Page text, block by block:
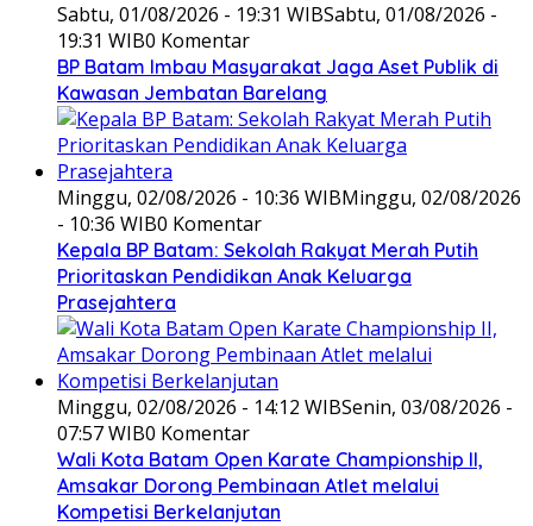
Sabtu, 01/08/2026 - 19:31 WIBSabtu, 01/08/2026 -
19:31 WIB0 Komentar
BP Batam Imbau Masyarakat Jaga Aset Publik di
Kawasan Jembatan Barelang
Minggu, 02/08/2026 - 10:36 WIBMinggu, 02/08/2026
- 10:36 WIB0 Komentar
Kepala BP Batam: Sekolah Rakyat Merah Putih
Prioritaskan Pendidikan Anak Keluarga
Prasejahtera
Minggu, 02/08/2026 - 14:12 WIBSenin, 03/08/2026 -
07:57 WIB0 Komentar
Wali Kota Batam Open Karate Championship II,
Amsakar Dorong Pembinaan Atlet melalui
Kompetisi Berkelanjutan